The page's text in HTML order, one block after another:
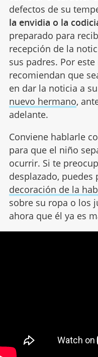
defectos de su
la envidia o la
preparado para
recepción de la
sus padres. Por
recomiendan que
en dar la noticia a
nuevo hermano,
adelante.
Conviene hablarle
para que el niño
ocurrir. Si te
desplazado,
decoración de la
sobre su ropa o los
ahora que él ya es